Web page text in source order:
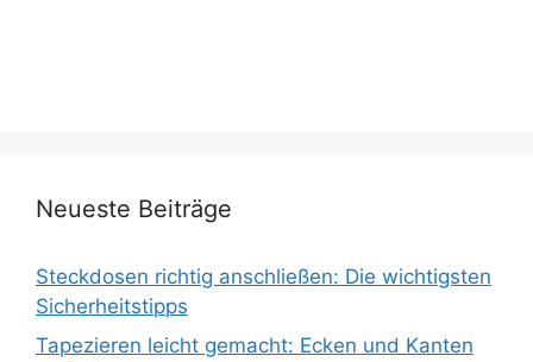
Neueste Beiträge
Steckdosen richtig anschließen: Die wichtigsten
Sicherheitstipps
Tapezieren leicht gemacht: Ecken und Kanten